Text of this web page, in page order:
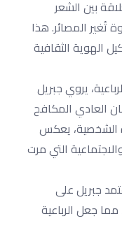
بين الشعر
المصائر. هذا
الهوية الثقافية
في ختام الرباعية، يروي جبريل
العادي المكافح
الشخصية، يعكس
التي مرت
جبريل على
جعل الرباعية